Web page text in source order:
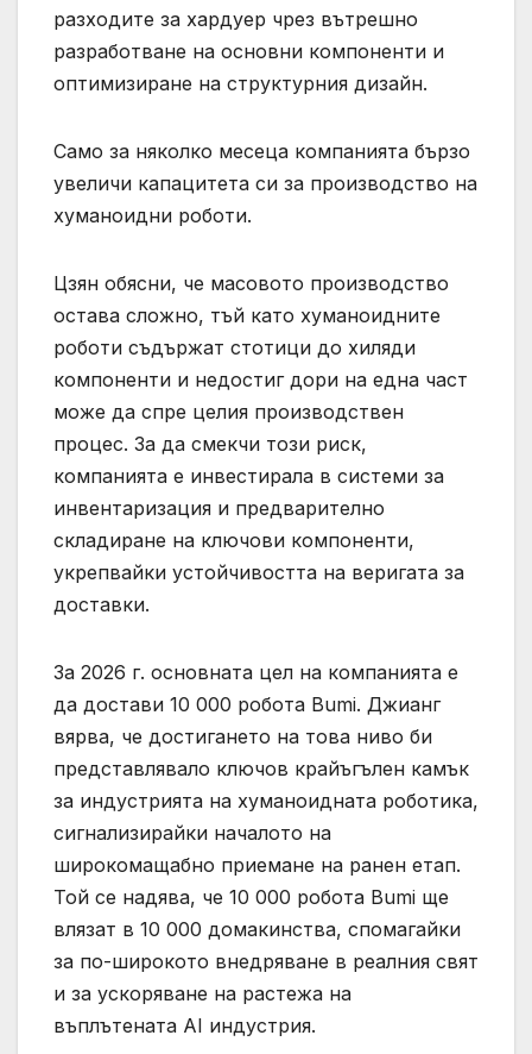
разходите за хардуер чрез вътрешно
разработване на основни компоненти и
оптимизиране на структурния дизайн.
Само за няколко месеца компанията бързо
увеличи капацитета си за производство на
хуманоидни роботи.
Цзян обясни, че масовото производство
остава сложно, тъй като хуманоидните
роботи съдържат стотици до хиляди
компоненти и недостиг дори на една част
може да спре целия производствен
процес. За да смекчи този риск,
компанията е инвестирала в системи за
инвентаризация и предварително
складиране на ключови компоненти,
укрепвайки устойчивостта на веригата за
доставки.
За 2026 г. основната цел на компанията е
да достави 10 000 робота Bumi. Джианг
вярва, че достигането на това ниво би
представлявало ключов крайъгълен камък
за индустрията на хуманоидната роботика,
сигнализирайки началото на
широкомащабно приемане на ранен етап.
Той се надява, че 10 000 робота Bumi ще
влязат в 10 000 домакинства, спомагайки
за по-широкото внедряване в реалния свят
и за ускоряване на растежа на
въплътената AI индустрия.